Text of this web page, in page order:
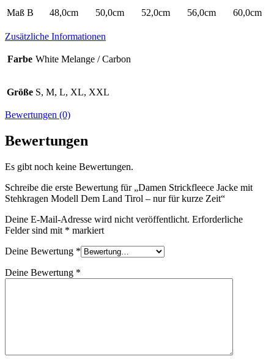
Maß B 48,0cm 50,0cm 52,0cm 56,0cm 60,0cm
Zusätzliche Informationen
Farbe White Melange / Carbon
Größe S, M, L, XL, XXL
Bewertungen (0)
Bewertungen
Es gibt noch keine Bewertungen.
Schreibe die erste Bewertung für „Damen Strickfleece Jacke mit
Stehkragen Modell Dem Land Tirol – nur für kurze Zeit“
Deine E-Mail-Adresse wird nicht veröffentlicht. Erforderliche
Felder sind mit * markiert
Deine Bewertung *
Deine Bewertung *